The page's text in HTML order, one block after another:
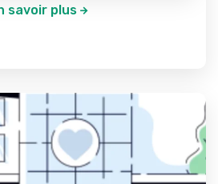
savoir plus